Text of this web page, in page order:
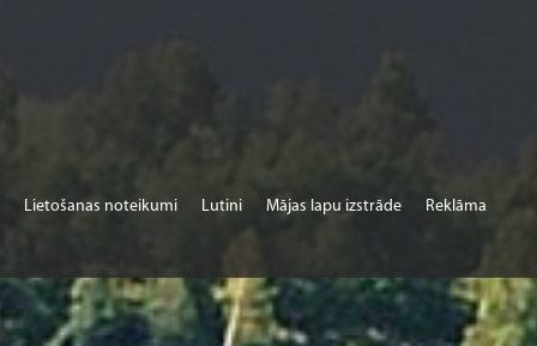
Lietošanas noteikumi Lutini Mājas lapu izstrāde Reklāma